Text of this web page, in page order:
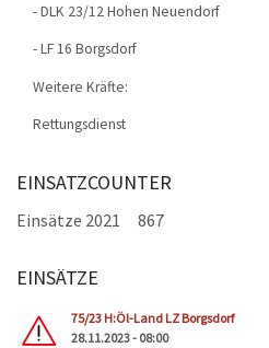
- DLK 23/12 Hohen Neuendorf
- LF 16 Borgsdorf
Weitere Kräfte:
Rettungsdienst
EINSATZCOUNTER
Einsätze 2021 867
EINSÄTZE
75/23 H:Öl-Land LZ Borgsdorf
28.11.2023 - 08:00
Seiten